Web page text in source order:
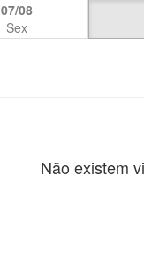
07/08
Sex
Não existem